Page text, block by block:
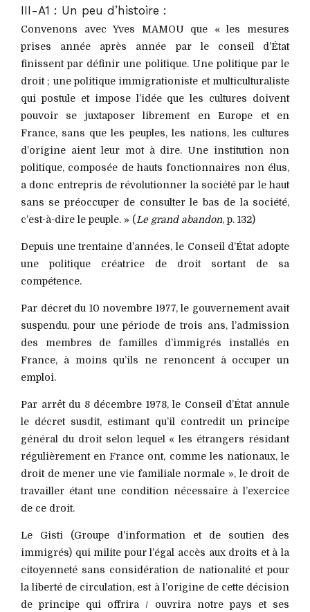
III-A1 : Un peu d’histoire :
Convenons avec Yves MAMOU que « les mesures
prises année après année par le conseil d’État
finissent par définir une politique. Une politique par le
droit ; une politique immigrationiste et multiculturaliste
qui postule et impose l’idée que les cultures doivent
pouvoir se juxtaposer librement en Europe et en
France, sans que les peuples, les nations, les cultures
d’origine aient leur mot à dire. Une institution non
politique, composée de hauts fonctionnaires non élus,
a donc entrepris de révolutionner la société par le haut
sans se préoccuper de consulter le bas de la société,
c’est-à-dire le peuple. » (Le grand abandon, p. 132)
Depuis une trentaine d’années, le Conseil d’État adopte
une politique créatrice de droit sortant de sa
compétence.
Par décret du 10 novembre 1977, le gouvernement avait
suspendu, pour une période de trois ans, l’admission
des membres de familles d’immigrés installés en
France, à moins qu’ils ne renoncent à occuper un
emploi.
Par arrêt du 8 décembre 1978, le Conseil d’État annule
le décret susdit, estimant qu’il contredit un principe
général du droit selon lequel « les étrangers résidant
régulièrement en France ont, comme les nationaux, le
droit de mener une vie familiale normale », le droit de
travailler étant une condition nécessaire à l’exercice
de ce droit.
Le Gisti (Groupe d’information et de soutien des
immigrés) qui milite pour l’égal accès aux droits et à la
citoyenneté sans considération de nationalité et pour
la liberté de circulation, est à l’origine de cette décision
de principe qui offrira / ouvrira notre pays et ses